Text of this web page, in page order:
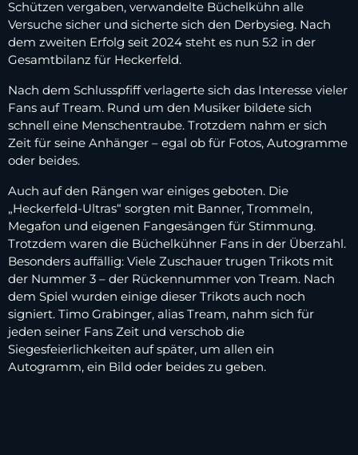
Schützen vergaben, verwandelte Büchelkühn alle
Versuche sicher und sicherte sich den Derbysieg. Nach
dem zweiten Erfolg seit 2024 steht es nun 5:2 in der
Gesamtbilanz für Heckerfeld.
Nach dem Schlusspfiff verlagerte sich das Interesse vieler
Fans auf Tream. Rund um den Musiker bildete sich
schnell eine Menschentraube. Trotzdem nahm er sich
Zeit für seine Anhänger – egal ob für Fotos, Autogramme
oder beides.
Auch auf den Rängen war einiges geboten. Die
„Heckerfeld-Ultras“ sorgten mit Banner, Trommeln,
Megafon und eigenen Fangesängen für Stimmung.
Trotzdem waren die Büchelkühner Fans in der Überzahl.
Besonders auffällig: Viele Zuschauer trugen Trikots mit
der Nummer 3 – der Rückennummer von Tream. Nach
dem Spiel wurden einige dieser Trikots auch noch
signiert. Timo Grabinger, alias Tream, nahm sich für
jeden seiner Fans Zeit und verschob die
Siegesfeierlichkeiten auf später, um allen ein
Autogramm, ein Bild oder beides zu geben.